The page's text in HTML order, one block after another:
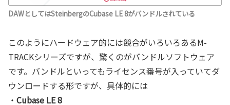
DAWとしてはSteinbergのCubase LE 8がバンドルされている
このようにハードウェア的には競合がいろいろあるM-
TRACKシリーズですが、驚くのがバンドルソフトウェア
です。バンドルといってもライセンス番号が入っていてダ
ウンロードする形ですが、具体的には
・ Cubase LE 8